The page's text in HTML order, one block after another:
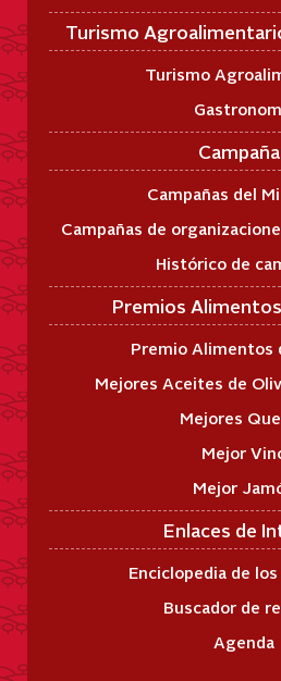
Turismo
Turismo
Campañas del
Campañas de
Histórico de
Premios
Premio Alimentos
Mejores Aceites de
Mejores
Mejor
Mejor
Enlaces de
Enciclopedia de
Buscador de
Agenda